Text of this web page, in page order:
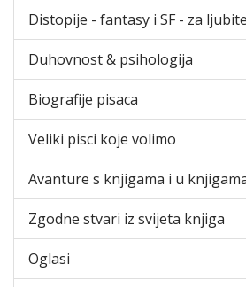
Distopije - fantasy i SF - za
Duhovnost & psihologija
Biografije pisaca
Veliki pisci koje volimo
Avanture s knjigama i u
Zgodne stvari iz svijeta knjiga
Oglasi